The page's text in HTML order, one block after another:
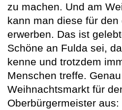
zu machen. Und am
kann man diese für den
erwerben. Das ist
Schöne an Fulda sei,
kenne und trotzdem
Menschen treffe.
Weihnachtsmarkt für
Oberbürgermeister